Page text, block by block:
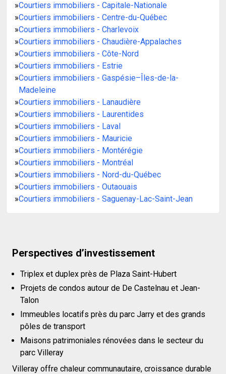
»Courtiers immobiliers - Capitale-Nationale
»Courtiers immobiliers - Centre-du-Québec
»Courtiers immobiliers - Charlevoix
»Courtiers immobiliers - Chaudière-Appalaches
»Courtiers immobiliers - Côte-Nord
»Courtiers immobiliers - Estrie
»Courtiers immobiliers - Gaspésie–Îles-de-la-
Madeleine
»Courtiers immobiliers - Lanaudière
»Courtiers immobiliers - Laurentides
»Courtiers immobiliers - Laval
»Courtiers immobiliers - Mauricie
»Courtiers immobiliers - Montérégie
»Courtiers immobiliers - Montréal
»Courtiers immobiliers - Nord-du-Québec
»Courtiers immobiliers - Outaouais
»Courtiers immobiliers - Saguenay-Lac-Saint-Jean
Perspectives d’investissement
Triplex et duplex près de Plaza Saint-Hubert
Projets de condos autour de De Castelnau et Jean-
Talon
Immeubles locatifs près du parc Jarry et des grands
pôles de transport
Maisons patrimoniales rénovées dans le secteur du
parc Villeray
Villeray offre chaleur communautaire, croissance durable